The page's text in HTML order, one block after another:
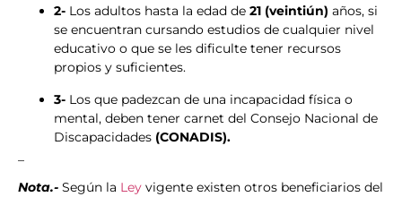
2- Los adultos hasta la edad de 21 (veintiún) años, si
se encuentran cursando estudios de cualquier nivel
educativo o que se les dificulte tener recursos
propios y suficientes.
3- Los que padezcan de una incapacidad física o
mental, deben tener carnet del Consejo Nacional de
Discapacidades (CONADIS).
Nota.- Según la Ley vigente existen otros beneficiarios del